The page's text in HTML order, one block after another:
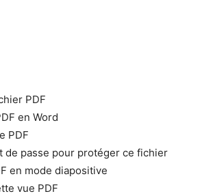
PDF
en Word
PDF
de passe pour protéger ce fichier
en mode diapositive
vue PDF